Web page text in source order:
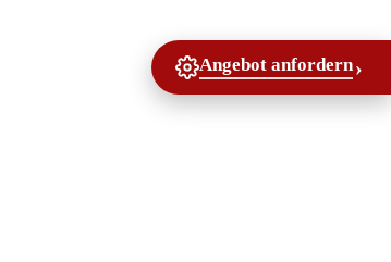
Angebot anfordern›